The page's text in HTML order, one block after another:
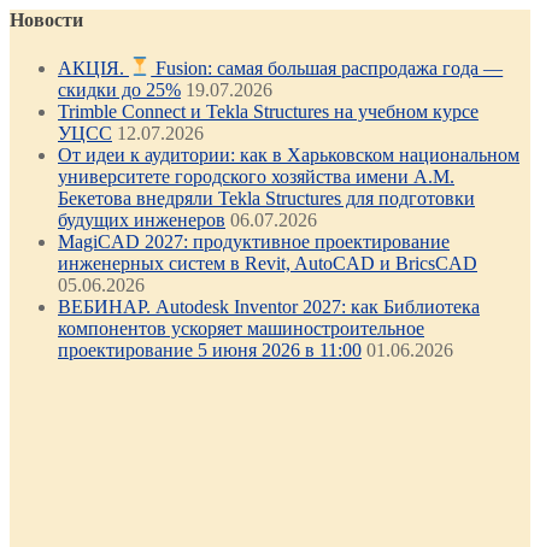
Новости
АКЦІЯ.
Fusion: самая большая распродажа года —
скидки до 25% 19.07.2026
Trimble Connect и Tekla Structures на учебном курсе
УЦСС 12.07.2026
От идеи к аудитории: как в Харьковском национальном
университете городского хозяйства имени А.М.
Бекетова внедряли Tekla Structures для подготовки
будущих инженеров 06.07.2026
MagiCAD 2027: продуктивное проектирование
инженерных систем в Revit, AutoCAD и BricsCAD
05.06.2026
ВЕБИНАР. Autodesk Inventor 2027: как Библиотека
компонентов ускоряет машиностроительное
проектирование 5 июня 2026 в 11:00 01.06.2026